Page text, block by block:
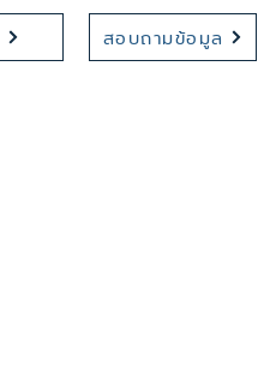
สอบถามข้อมูล